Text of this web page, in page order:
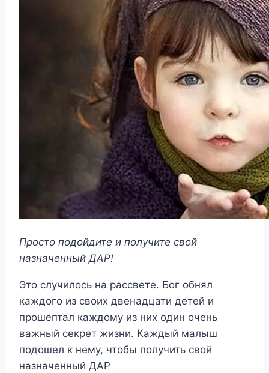
Просто подойдите и получите свой
назначенный ДАР!
Это случилось на рассвете. Бог обнял
каждого из своих двенадцати детей и
прошептал каждому из них один очень
важный секрет жизни. Каждый малыш
подошел к нему, чтобы получить свой
назначенный ДАР